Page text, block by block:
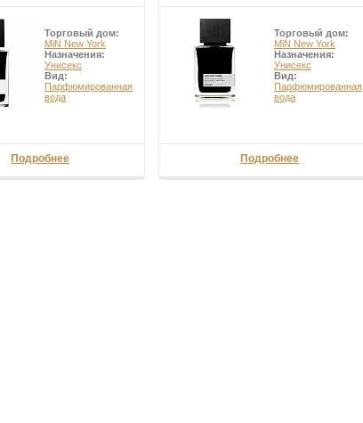
Торговый дом:
MiN New York
Назначения:
Унисекс
Вид:
Парфюмированная
вода
Подробнее
Торговый дом:
MiN New York
Назначения:
Унисекс
Вид:
Парфюмированная
вода
Подробнее